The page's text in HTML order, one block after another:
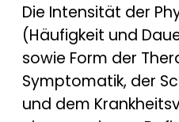
Die Intensität der
(Häufigkeit und
sowie Form der
Symptomatik, der
und dem